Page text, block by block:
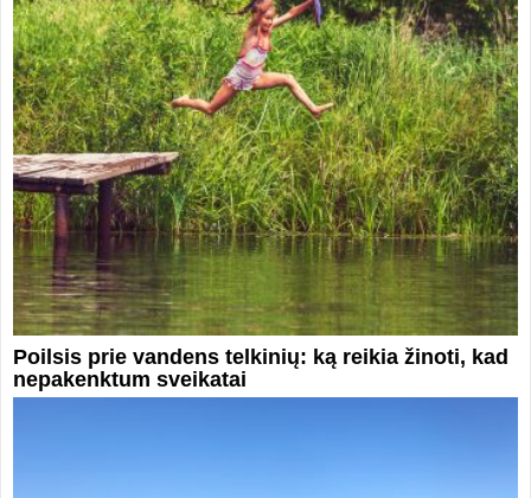
Poilsis prie vandens telkinių: ką reikia žinoti, kad
nepakenktum sveikatai